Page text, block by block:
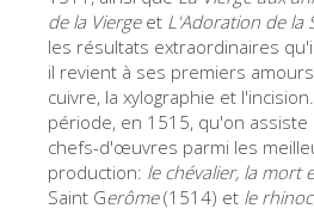
de la Viergeet L'Adoration de la
les résultats extraordinaires
il revient à ses premiers
cuivre, la xylographie et
période, en 1515, qu'on assiste
chefs-d'œuvres parmi les
production: le chévalier, la mort
Saint Gerôme(1514) et le